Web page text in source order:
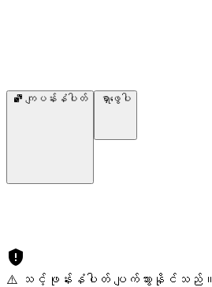
ကျပန်းနံပါတ် ရှာဖွေပါ
⚠️ သင့်ဖုန်းနံပါတ် ပျက်သွားနိုင်သည်။